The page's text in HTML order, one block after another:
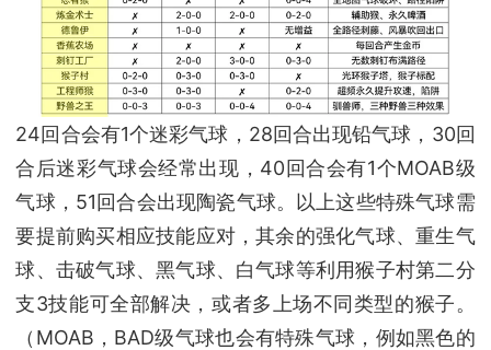
24回合会有1个迷彩气球，28回合出现铅气球，30回
合后迷彩气球会经常出现，40回合会有1个MOAB级
气球，51回合会出现陶瓷气球。以上这些特殊气球需
要提前购买相应技能应对，其余的强化气球、重生气
球、击破气球、黑气球、白气球等利用猴子村第二分
支3技能可全部解决，或者多上场不同类型的猴子。
（MOAB，BAD级气球也会有特殊气球，例如黑色的